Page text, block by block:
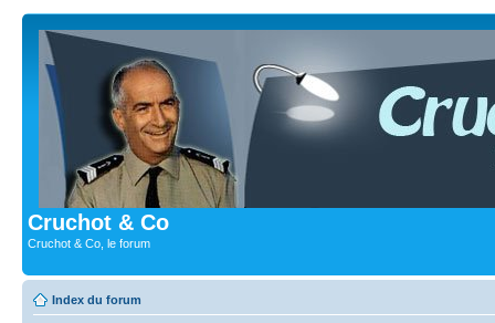
Cruchot & Co
Cruchot & Co, le forum
Index du forum